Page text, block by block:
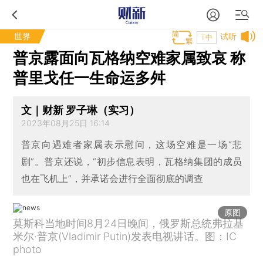
世界 试听
T中
普京露面向瓦格纳空难家属致哀 称
普里戈任一生命运多舛
文｜财新 罗子琳（实习）
2023年08月25日 16:14
普京向遇难者家属表示慰问，这场空难是一场“悲
剧”。普京还说，“初步信息表明，瓦格纳集团的成员
也在飞机上”，并承诺会进行全面彻底的调查
原图
莫斯科当地时间8月24日晚间，俄罗斯总统弗拉基
米尔·普京(Vladimir Putin)发表电视讲话。图：IC
photo